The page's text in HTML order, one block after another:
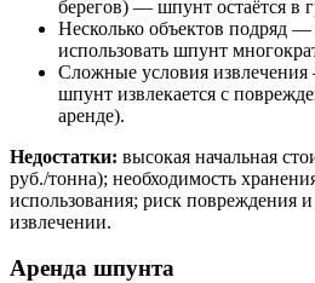
берегов) — шпунт остаётся в
Несколько объектов подряд —
использовать шпунт
Сложные условия
шпунт извлекается с
аренде).
Недостатки: высокая начальная
руб./тонна); необходимость
использования; риск повреждения
извлечении.
Аренда шпунта